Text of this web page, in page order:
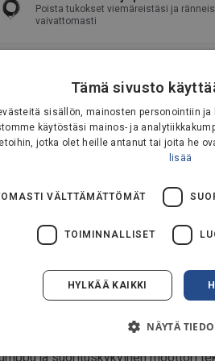
Poista tukokset viemäreistäsi ja
vaivattomasti
Ympäristömerkitty virallisella
erittäin monikäyttöinen ja auttaa sinua
poistaa pienemmät tahrat herkiltä
metrin pituinen letku varmistaa,
ja suorituskykyinen moottori
Tämä sivusto
sisällön, mainosten personointiin
käytöstäsi mainos- ja
jotka olet heille antanut tai joita he
lisää
VÄLTTÄMÄTTÖMÄT
TOIMINNALLISET
HYLKÄÄ KAIKKI
NÄYTÄ